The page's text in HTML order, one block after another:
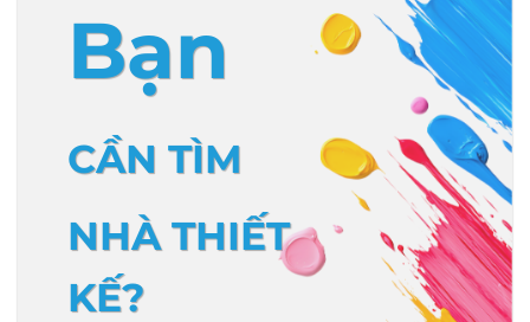
Bạn
CẦN TÌM
NHÀ THIẾT
KẾ?